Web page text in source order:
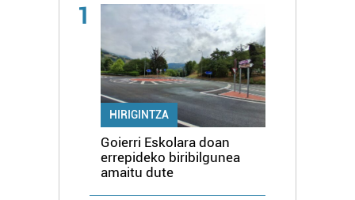
1
HIRIGINTZA
Goierri Eskolara doan
errepideko biribilgunea
amaitu dute